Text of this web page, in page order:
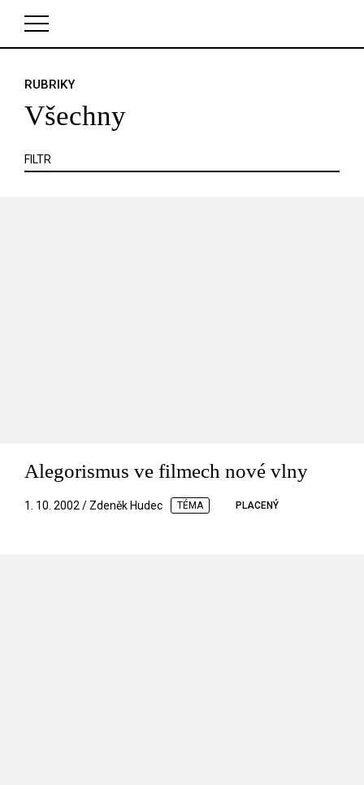
RUBRIKY
Všechny
FILTR
KRITIKA
Alegorismus ve filmech nové vlny
1. 10. 2002 / Zdeněk Hudec TÉMA PLACENÝ